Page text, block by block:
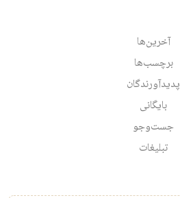
آخرین‌ها
برچسب‌ها
پدیدآورندگان
بایگانی
جست‌وجو
تبلیغات